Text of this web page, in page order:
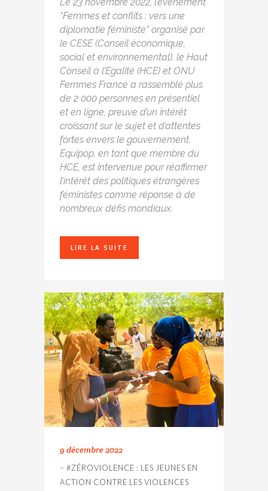
“Femmes et conflits : vers une
diplomatie féministe” organisé par
le CESE (Conseil économique,
social et environnemental), le Haut
Conseil à l’Egalité (HCE) et ONU
Femmes France a rassemblé plus
de 2 000 personnes en présentiel
et en ligne, preuve d’un intérêt
croissant sur le sujet et d’attentes
fortes envers le gouvernement.
Equipop, en tant que membre du
HCE, est intervenue pour réaffirmer
l’intérêt des politiques étrangères
féministes comme réponse à de
nombreux défis mondiaux.
LIRE LA SUITE
9 décembre 2022
– #ZÉROVIOLENCE : LES JEUNES EN
ACTION CONTRE LES VIOLENCES